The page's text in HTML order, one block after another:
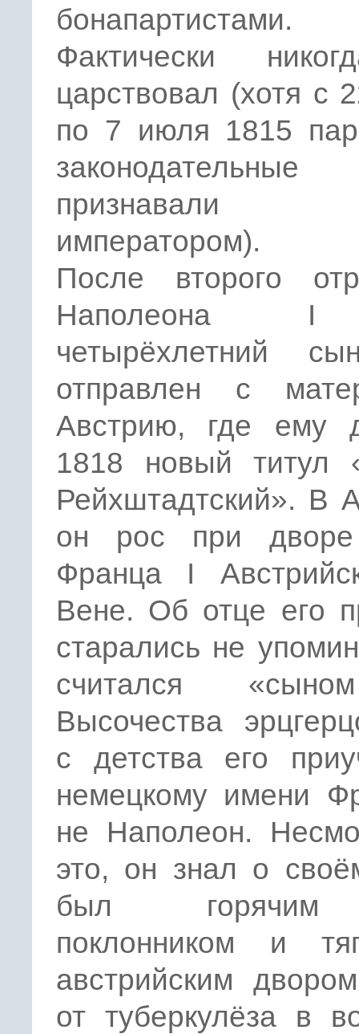
бонапартистами.
Фактически
царствовал (хотя с
по 7 июля 1815
законодательные
императором).
После второго
Наполеона
четырёхлетний
отправлен с
Австрию, где ему
1818 новый титул
Рейхштадтский». В
он рос при
Франца I
Вене. Об отце его
старались не
считался
Высочества
с детства его
немецкому имени
не Наполеон.
это, он знал о
был
поклонником и
австрийским
от туберкулёза в